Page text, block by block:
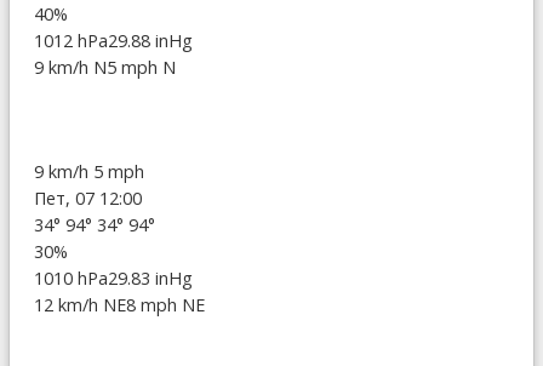
40%
1012 hPa29.88 inHg
9 km/h N5 mph N
9 km/h 5 mph
Пет, 07 12:00
34° 94° 34° 94°
30%
1010 hPa29.83 inHg
12 km/h NE8 mph NE